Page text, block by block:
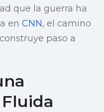
que la guerra ha
en CNN, el camino
paso a